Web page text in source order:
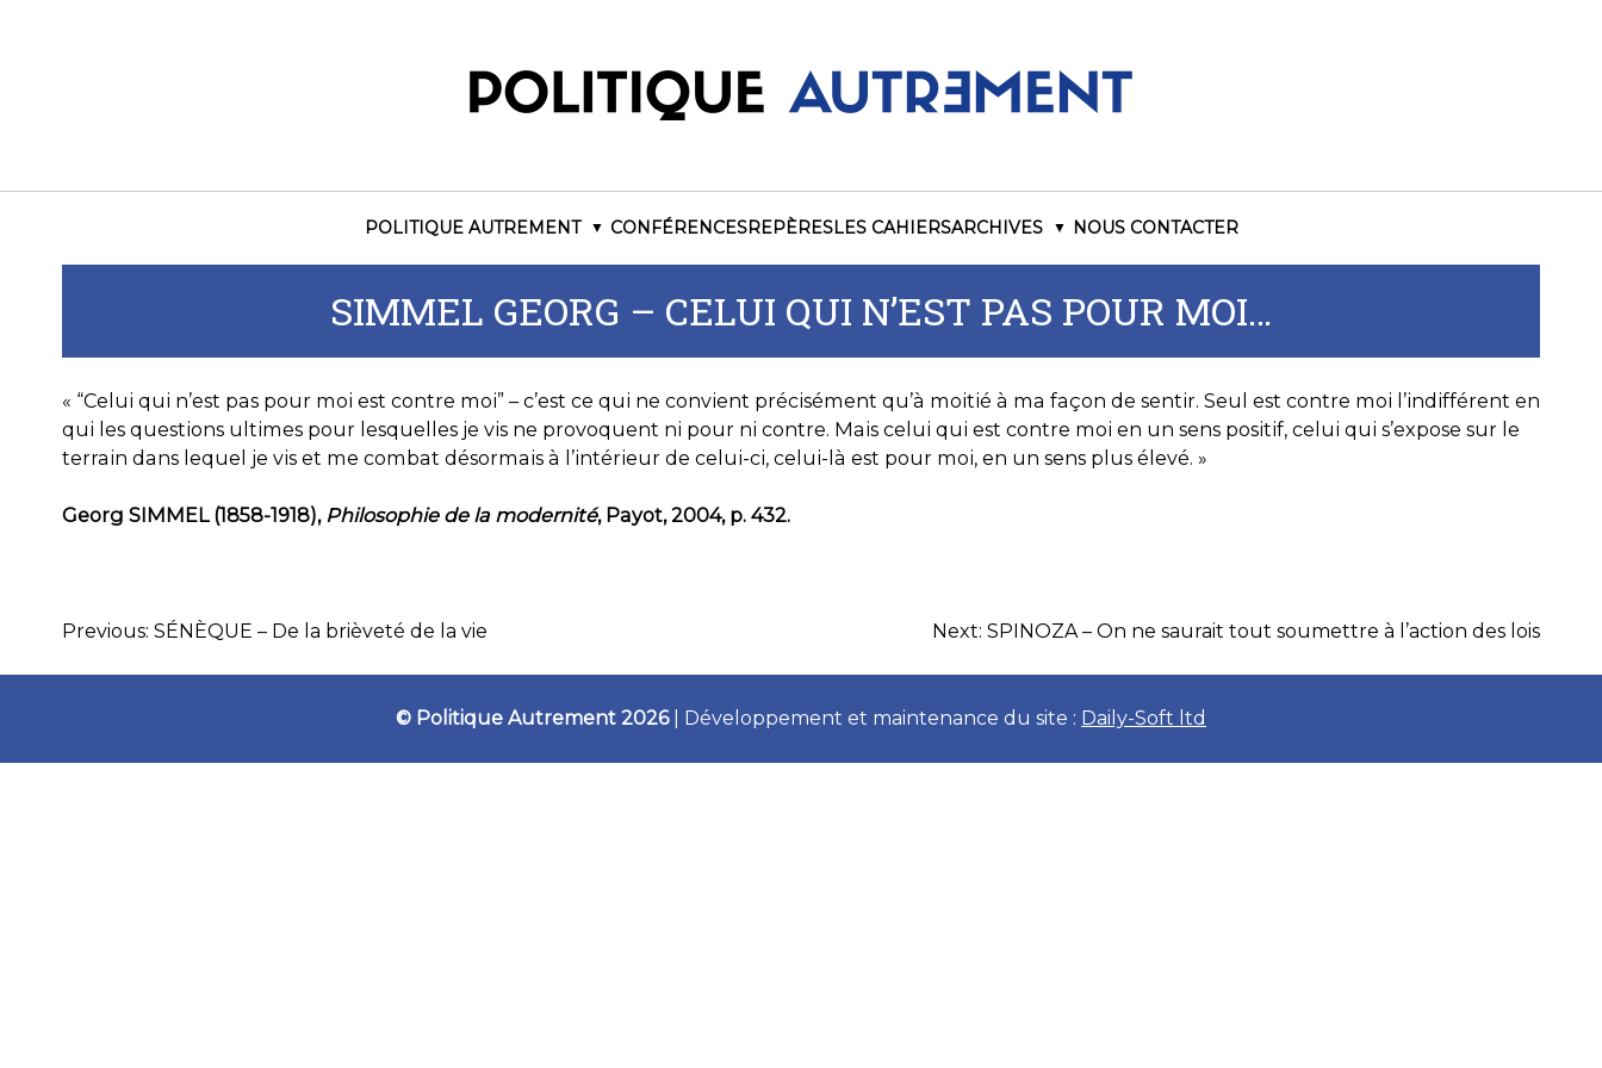
POLITIQUE AUTREMENT CONFÉRENCESREPÈRESLES CAHIERSARCHIVES NOUS CONTACTER
SIMMEL GEORG – CELUI QUI N’EST PAS POUR MOI…
« “Celui qui n’est pas pour moi est contre moi” – c’est ce qui ne convient précisément qu’à moitié à ma façon de sentir. Seul est contre moi l’indifférent en
qui les questions ultimes pour lesquelles je vis ne provoquent ni pour ni contre. Mais celui qui est contre moi en un sens positif, celui qui s’expose sur le
terrain dans lequel je vis et me combat désormais à l’intérieur de celui-ci, celui-là est pour moi, en un sens plus élevé. »
Georg SIMMEL (1858-1918), Philosophie de la modernité, Payot, 2004, p. 432.
Previous: SÉNÈQUE – De la brièveté de la vie Next: SPINOZA – On ne saurait tout soumettre à l’action des lois
© Politique Autrement 2026 Développement et maintenance du site : Daily-Soft ltd